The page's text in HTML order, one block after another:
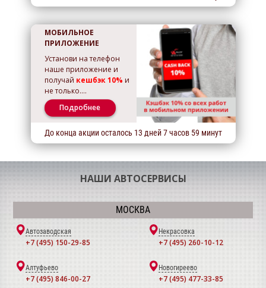
МОБИЛЬНОЕ
ПРИЛОЖЕНИЕ
Установи на телефон
наше приложение и
получай кешбэк 10% и
не только….
Подробнее
До конца акции осталось 13 дней7часов 59 минут
НАШИ АВТОСЕРВИСЫ
МОСКВА
Автозаводская
+7 (495) 150-29-85
Некрасовка
+7 (495) 260-10-12
Алтуфьево
+7 (495) 846-00-27
Новогиреево
+7 (495) 477-33-85